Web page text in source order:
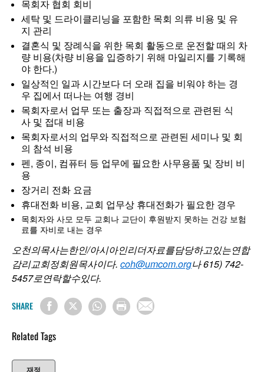
목회자 협회 회비
세탁 및 드라이클리닝을 포함한 목회 의류 비용 및 유
지 관리
결혼식 및 장례식을 위한 목회 활동으로 운전할 때의 차
량 비용(차량 비용을 입증하기 위해 마일리지를 기록해
야 한다.)
일상적인 일과 시간보다 더 오래 집을 비워야 하는 경
우 집에서 떠나는 여행 경비
목회자로서 업무 또는 출장과 직접적으로 관련된 식
사 및 접대 비용
목회자로서의 업무와 직접적으로 관련된 세미나 및 회
의 참석 비용
펜, 종이, 컴퓨터 등 업무에 필요한 사무용품 및 장비 비
용
장거리 전화 요금
휴대전화 비용, 교회 업무상 휴대전화가 필요한 경우
목회자와 사모 모두 교회나 교단이 후원받지 못하는 건강 보험
료를 자비로 내는 경우
오천의목사는한인/아시아인리더자료를담당하고있는연합
감리교회정회원목사이다. coh@umcom.org나615) 742-
5457로연락할수있다.
SHARE
Related Tags
재정